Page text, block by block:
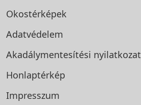
Okostérképek
Adatvédelem
Akadálymentesítési nyilatkozat
Honlaptérkép
Impresszum